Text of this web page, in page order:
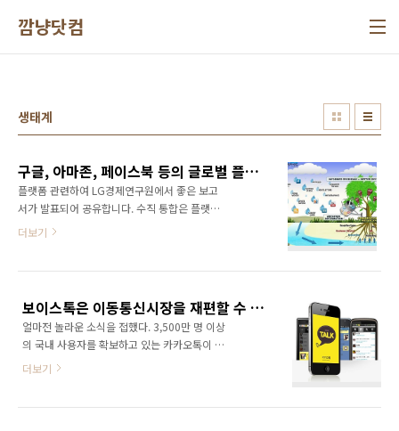
깜냥닷컴
생태계
구글, 아마존, 페이스북 등의 글로벌 플랫폼 생태계에 부는 수직 통합 바람
플랫폼 관련하여 LG경제연구원에서 좋은 보고
서가 발표되어 공유합니다. 수직 통합은 플랫폼
을 망치는 결과를 초래할 수 있기 때문에 항상 주
적으로 플랫폼 사업 자체에 부정적 영향을 줄 수
도 있는 수직 통합적 움직임을 보여주고 있다. 이
것은 어쩌면 생태계에서 창출되는 모든 가치를
공유하기보다는 생태계를 폐쇄하고 하나의 가치
시작일 수도 있다. 플랫폼을 장악한 입장에서 그
더보기
보이스톡은 이동통신시장을 재편할 수 있을까?
얼마전 놀라운 소식을 접했다. 3,500만 명 이상
의 국내 사용자를 확보하고 있는 카카오톡이 애
플리케이션 상에서 음성 통화가 가능한 보이스
더보기